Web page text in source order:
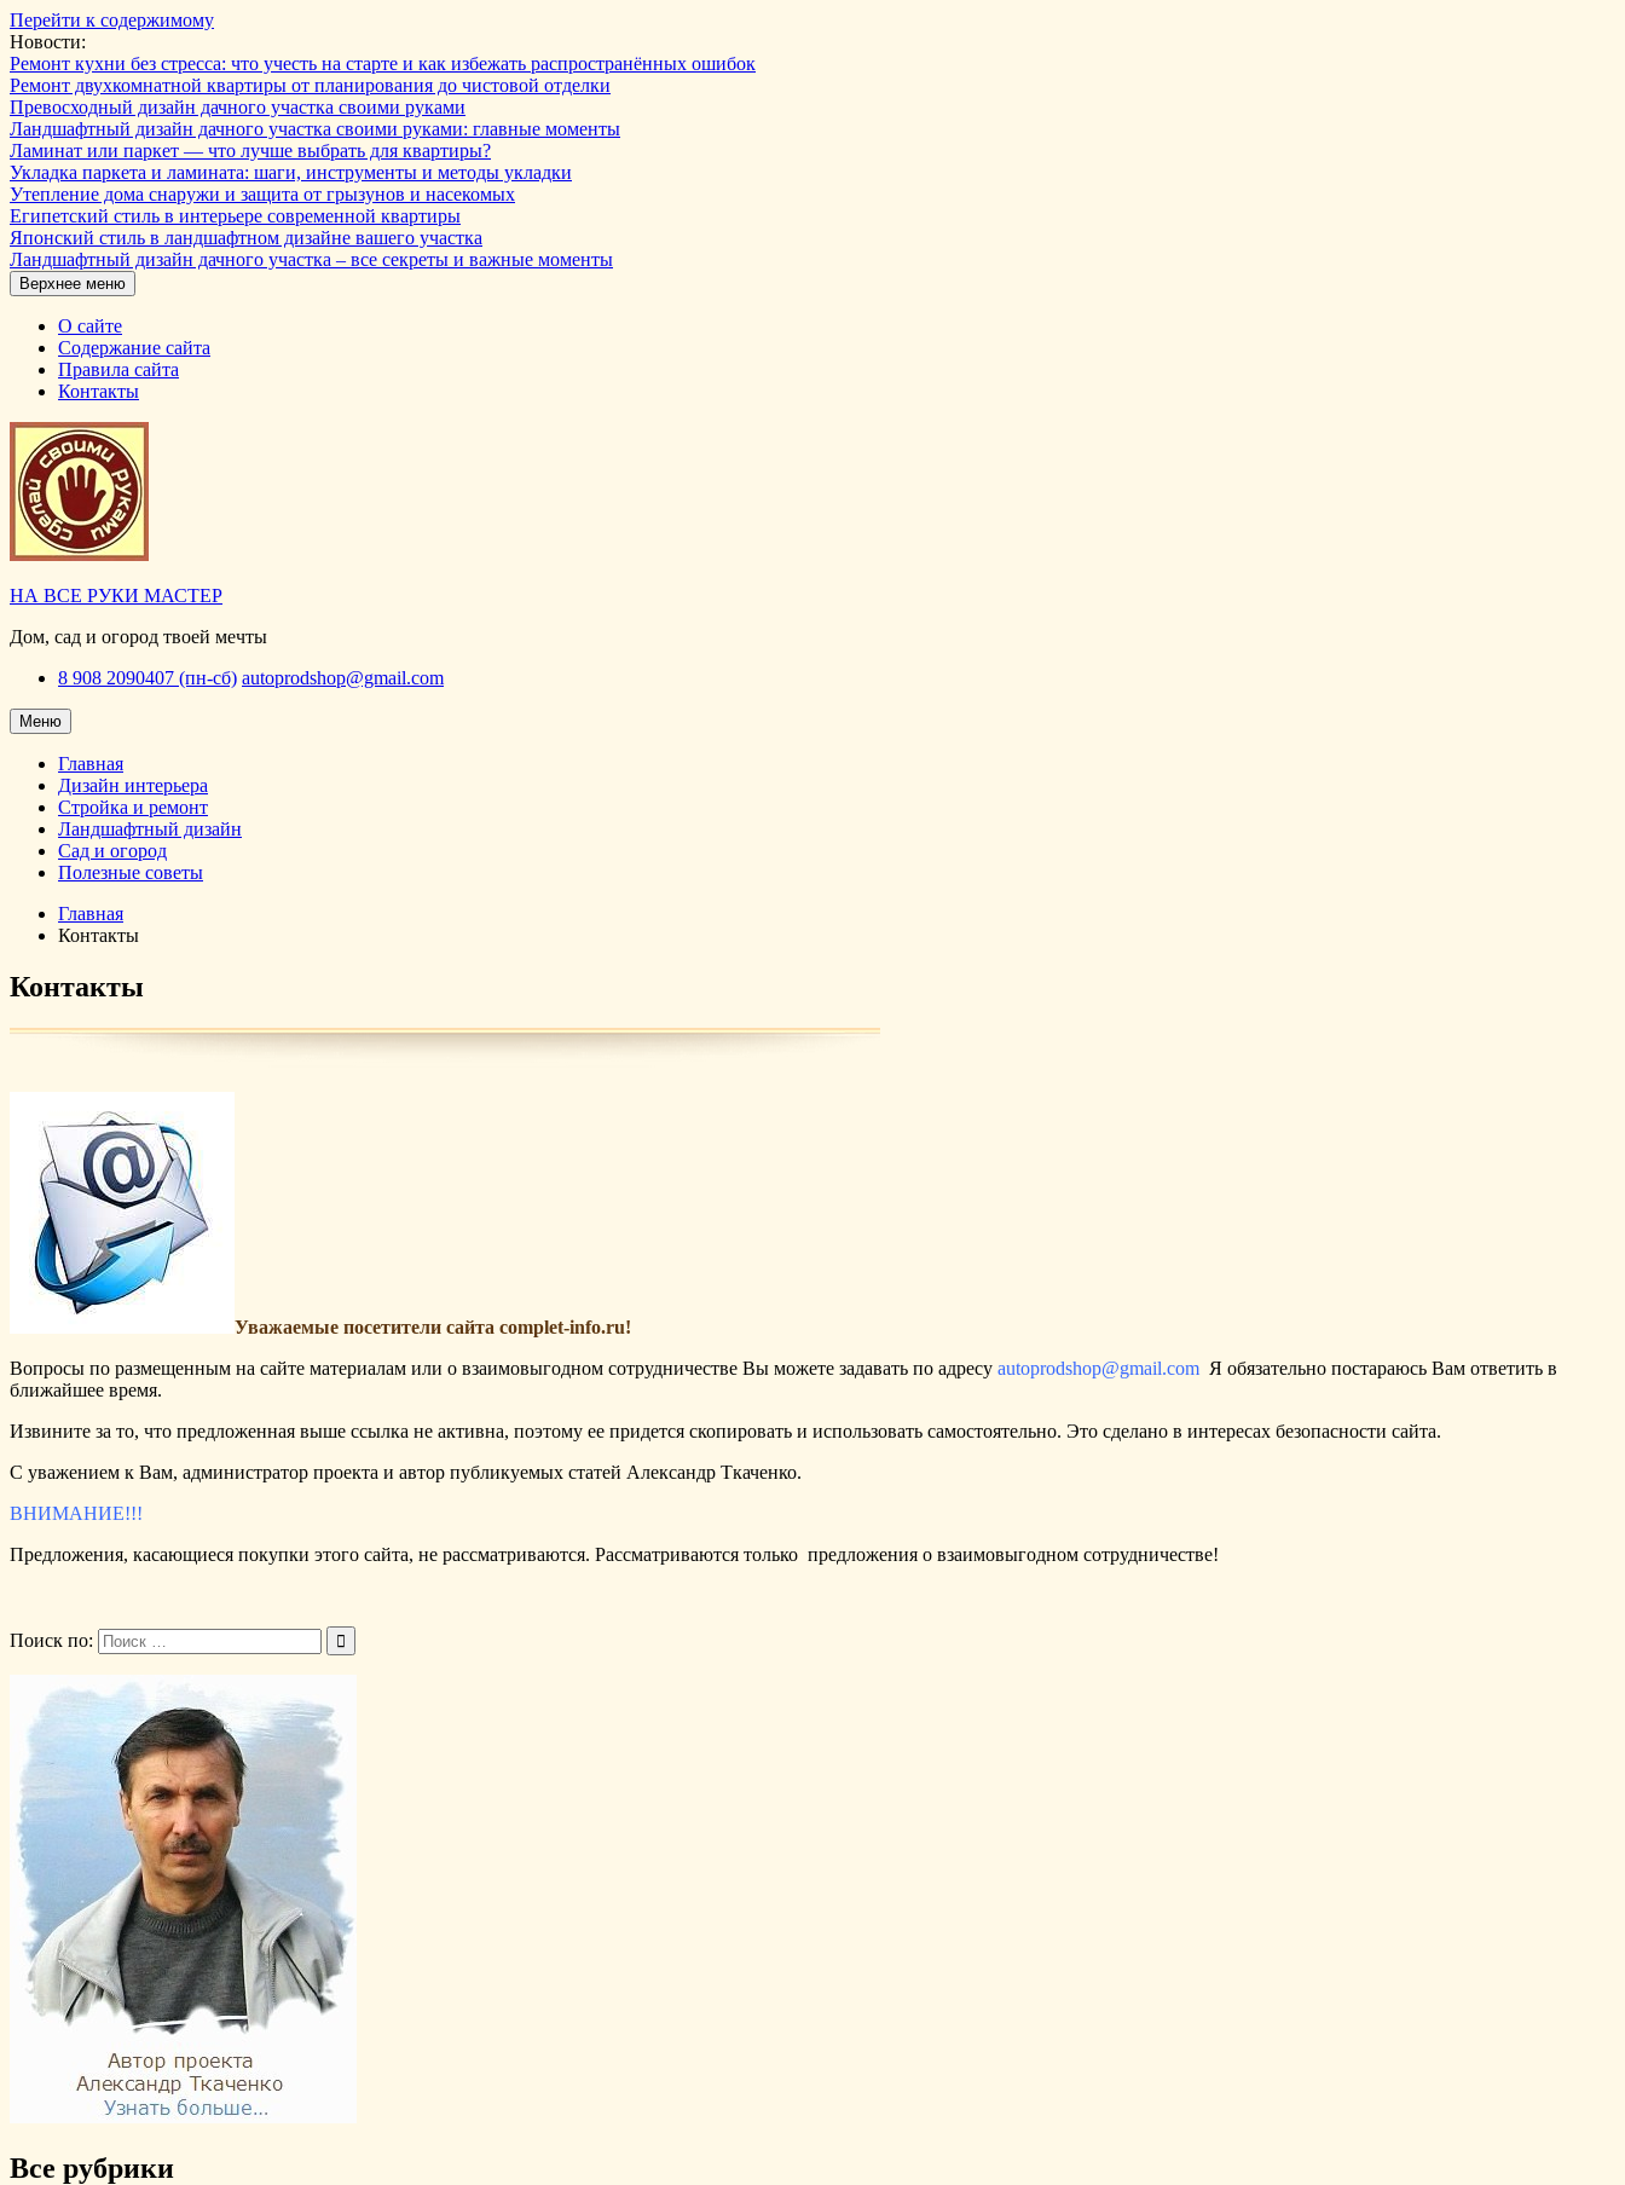
Перейти к содержимому
Новости:
Ремонт кухни без стресса: что учесть на старте и как избежать распространённых ошибок
Ремонт двухкомнатной квартиры от планирования до чистовой отделки
Превосходный дизайн дачного участка своими руками
Ландшафтный дизайн дачного участка своими руками: главные моменты
Ламинат или паркет — что лучше выбрать для квартиры?
Укладка паркета и ламината: шаги, инструменты и методы укладки
Утепление дома снаружи и защита от грызунов и насекомых
Египетский стиль в интерьере современной квартиры
Японский стиль в ландшафтном дизайне вашего участка
Ландшафтный дизайн дачного участка – все секреты и важные моменты
Верхнее меню
О сайте
Содержание сайта
Правила сайта
Контакты
НА ВСЕ РУКИ МАСТЕР
Дом, сад и огород твоей мечты
8 908 2090407 (пн-сб) autoprodshop@gmail.com
Меню
Главная
Дизайн интерьера
Стройка и ремонт
Ландшафтный дизайн
Сад и огород
Полезные советы
Главная
Контакты
Контакты
Уважаемые посетители сайта complet-info.ru!
Вопросы по размещенным на сайте материалам или о взаимовыгодном сотрудничестве Вы можете задавать по адресу autoprodshop@gmail.com Я обязательно постараюсь Вам ответить в
ближайшее время.
Извините за то, что предложенная выше ссылка не активна, поэтому ее придется скопировать и использовать самостоятельно. Это сделано в интересах безопасности сайта.
С уважением к Вам, администратор проекта и автор публикуемых статей Александр Ткаченко.
ВНИМАНИЕ!!!
Предложения, касающиеся покупки этого сайта, не рассматриваются. Рассматриваются только предложения о взаимовыгодном сотрудничестве!
Поиск по:
Все рубрики